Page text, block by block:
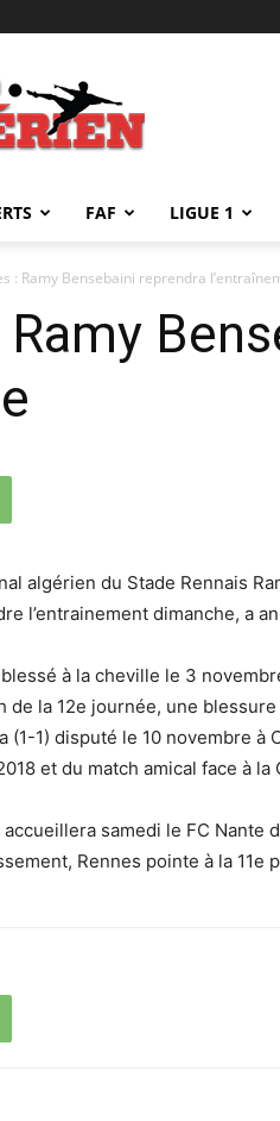
FOOTALGERIEN
FAF LIGUE 1
: Ramy Bensebaini reprendra
Ramy
algérien du Stade Rennais
l’entrainement dimanche, a
à la cheville le 3
de la 12e journée, une blessure
(1-1) disputé le 10 novembre
et du match amical face à
samedi le FC Nante
Rennes pointe à la 11e